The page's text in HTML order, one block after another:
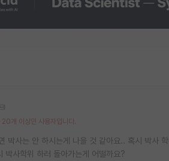
20개 이상인 사용자입니다.
박사는 안 하시는게 나을 것 같아요.. 혹시 박사
박사학위 하러 돌아가는게 어떨까요?